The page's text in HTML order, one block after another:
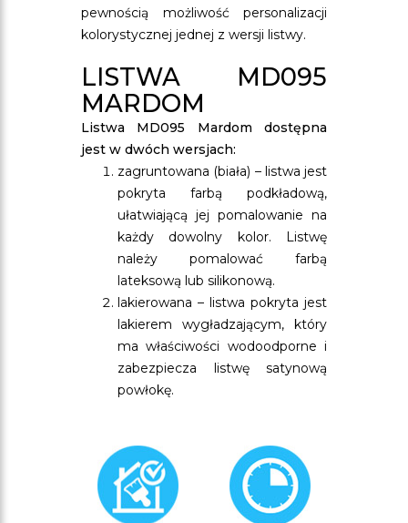
pewnością możliwość personalizacji
kolorystycznej jednej z wersji listwy.
LISTWA MD095
MARDOM
Listwa MD095 Mardom dostępna
jest w dwóch wersjach:
zagruntowana (biała) – listwa jest
pokryta farbą podkładową,
ułatwiającą jej pomalowanie na
każdy dowolny kolor. Listwę
należy pomalować farbą
lateksową lub silikonową.
lakierowana – listwa pokryta jest
lakierem wygładzającym, który
ma właściwości wodoodporne i
zabezpiecza listwę satynową
powłokę.